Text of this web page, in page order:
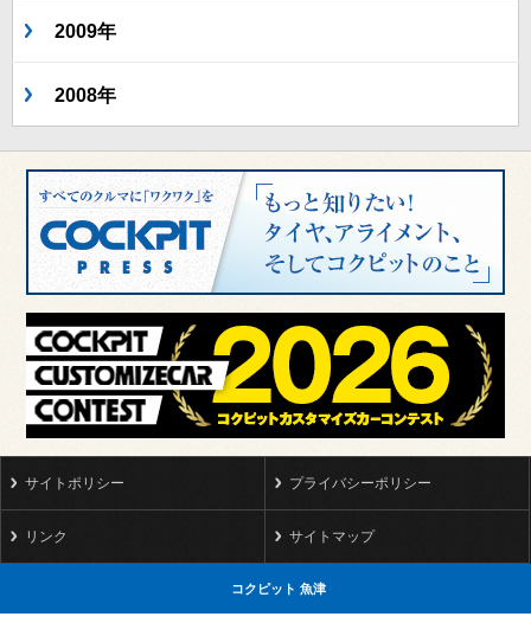
2009年
2008年
サイトポリシー プライバシーポリシー
リンク サイトマップ
コクピット 魚津